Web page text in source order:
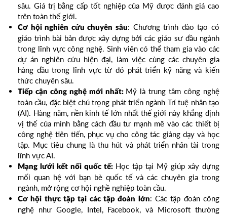
sâu. Giá trị bằng cấp tốt nghiệp của Mỹ được đánh giá cao
trên toàn thế giới.
Cơ hội nghiên cứu chuyên sâu: Chương trình đào tạo có
giáo trình bài bản được xây dựng bởi các giáo sư đầu ngành
trong lĩnh vực công nghệ. Sinh viên có thể tham gia vào các
dự án nghiên cứu hiện đại, làm việc cùng các chuyên gia
hàng đầu trong lĩnh vực từ đó phát triển kỹ năng và kiến
thức chuyên sâu.
Tiếp cận công nghệ mới nhất: Mỹ là trung tâm công nghệ
toàn cầu, đặc biệt chú trọng phát triển ngành Trí tuệ nhân tạo
(AI). Hàng năm, nền kinh tế lớn nhất thế giới này khẳng định
vị thế của mình bằng cách đầu tư mạnh mẽ vào các thiết bị
công nghệ tiên tiến, phục vụ cho công tác giảng dạy và học
tập. Mục tiêu chung là thu hút và phát triển nhân tài trong
lĩnh vực AI.
Mạng lưới kết nối quốc tế: Học tập tại Mỹ giúp xây dựng
mối quan hệ với bạn bè quốc tế và các chuyên gia trong
ngành, mở rộng cơ hội nghề nghiệp toàn cầu.
Cơ hội thực tập tại các tập đoàn lớn: Các tập đoàn công
nghệ như Google, Intel, Facebook, và Microsoft thường